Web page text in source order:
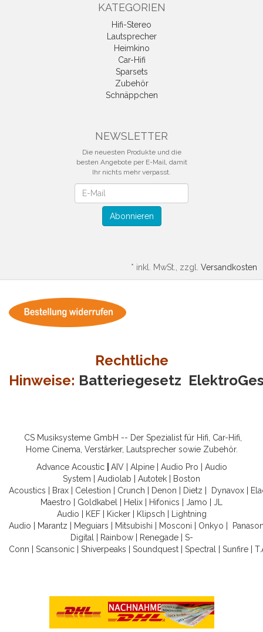
KATEGORIEN
Hifi-Stereo
Lautsprecher
Heimkino
Car-Hifi
Sparsets
Zubehör
Schnäppchen
NEWSLETTER
Die neuesten Produkte und die
besten Angebote per E-Mail, damit
Ihr nichts mehr verpasst.
Abonnieren
* inkl. MwSt., zzgl. Versandkosten
Rechtliche
Hinweise: Batteriegesetz
CS Musiksysteme GmbH -- Der Spezialist für Hifi, Car-Hifi,
Home Cinema, Verstärker, Lautsprecher sowie Zubehör.
Advance Acoustic
AIV| Alpine| Audio Pro
Audio
System
Audiolab Autotek
Boston
Acoustics
Brax Celestion Crunch Denon Dietz Dynavox
Maestro
Goldkabel Helix Hifonics Jamo
JL
Audio
KEF| Kicker| Klipsch
Lightning
Audio
Marantz Meguiars Mitsubishi Mosconi Onkyo
Digital
Rainbow| Renegade| S-
Conn
Scansonic Shiverpeaks Soundquest Spectral Sunfire